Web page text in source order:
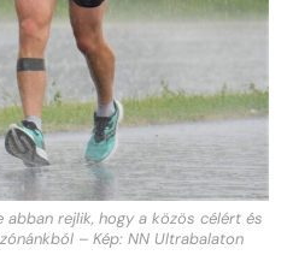
abban rejlik, hogy a közös célért és
– Kép: NN Ultrabalaton